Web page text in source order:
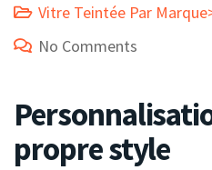
Vitre Teintée Par
No Comments
propre style